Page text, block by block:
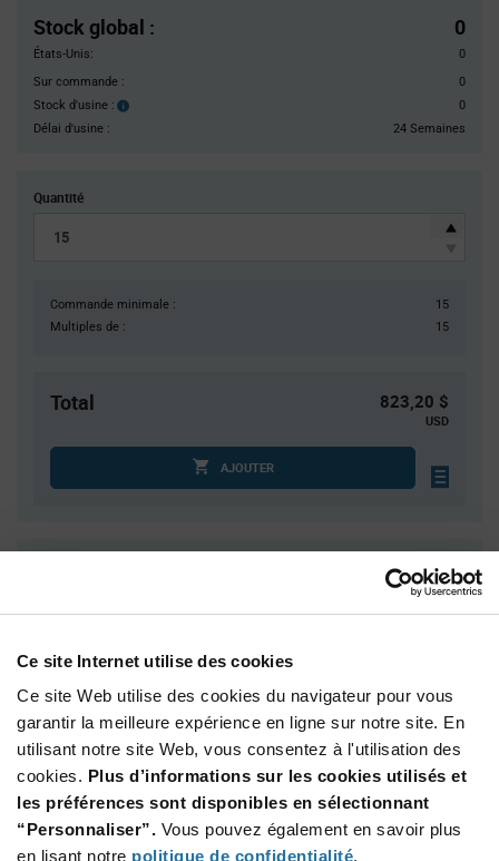
Ce site Internet utilise des cookies
Ce site Web utilise des cookies du navigateur pour vous
garantir la meilleure expérience en ligne sur notre site. En
utilisant notre site Web, vous consentez à l'utilisation des
cookies. Plus d’informations sur les cookies utilisés et
les préférences sont disponibles en sélectionnant
“Personnaliser”. Vous pouvez également en savoir plus
en lisant notre politique de confidentialité.
Stock global : 0
États-Unis:
0
Sur commande :
0
Stock d'usine :
Stock
0
Délai d'usine :
24 Semaines
Quantité
Commande minimale :
15
Multiples de :
15
Total 823,20 $
USD
AJOUTER
45
$54.30
60
$54.15
75+
$53.67
Product
Variant
Information
Emballages disponibles
Tray